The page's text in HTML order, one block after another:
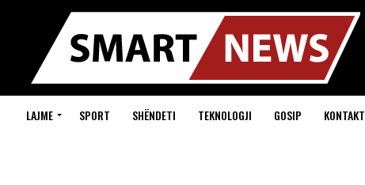
LAJME SPORT SHËNDETI TEKNOLOGJI GOSIP KONTAKT